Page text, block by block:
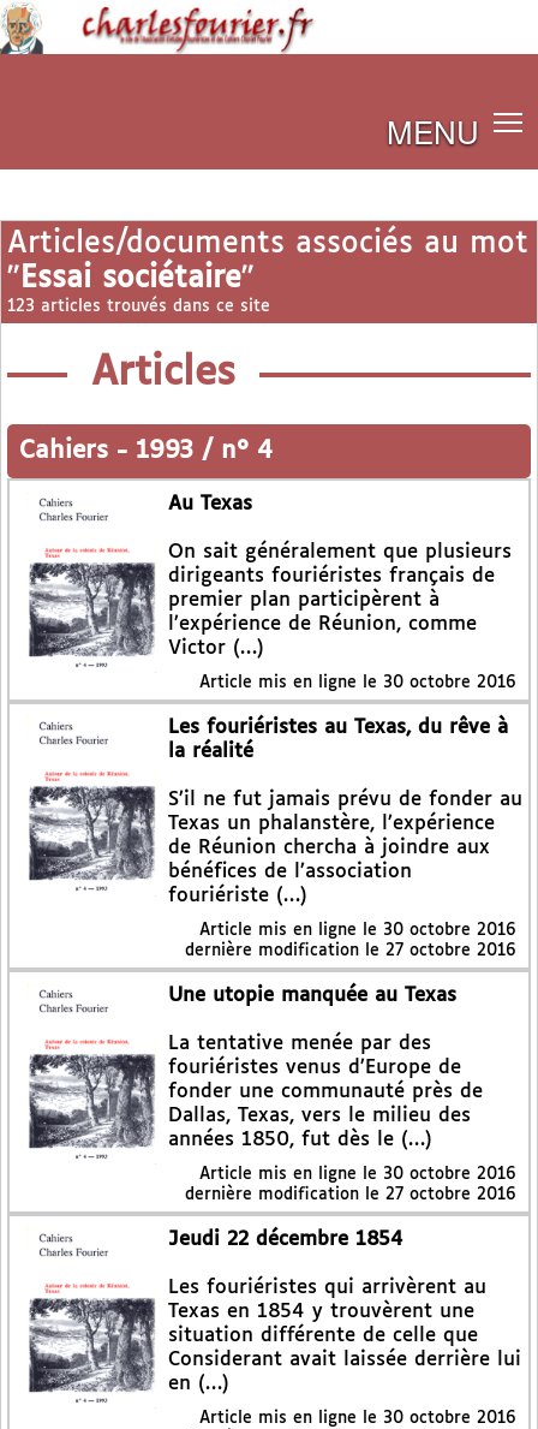
MENU
Articles/documents associés au mot
" Essai sociétaire"
123 articles trouvés dans ce site
Articles
Cahiers - 1993 / n° 4
Au Texas
On sait généralement que plusieurs
dirigeants fouriéristes français de
premier plan participèrent à
l’expérience de Réunion, comme
Victor (…)
Article mis en ligne le 30 octobre 2016
Les fouriéristes au Texas, du rêve à
la réalité
S’il ne fut jamais prévu de fonder au
Texas un phalanstère, l’expérience
de Réunion chercha à joindre aux
bénéfices de l’association
fouriériste (…)
Article mis en ligne le 30 octobre 2016
dernière modification le 27 octobre 2016
Une utopie manquée au Texas
La tentative menée par des
fouriéristes venus d’Europe de
fonder une communauté près de
Dallas, Texas, vers le milieu des
années 1850, fut dès le (…)
Article mis en ligne le 30 octobre 2016
dernière modification le 27 octobre 2016
Jeudi 22 décembre 1854
Les fouriéristes qui arrivèrent au
Texas en 1854 y trouvèrent une
situation différente de celle que
Considerant avait laissée derrière lui
en (…)
Article mis en ligne le 30 octobre 2016